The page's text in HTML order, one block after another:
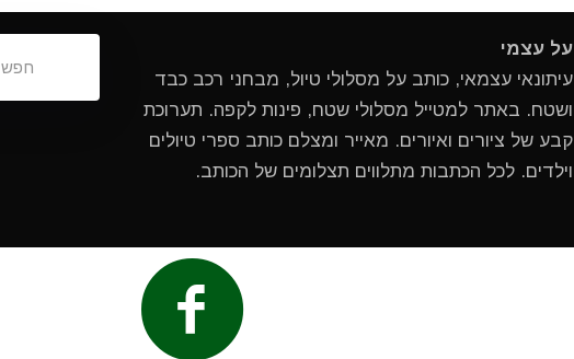
על עצמי
עיתונאי עצמאי, כותב על מסלולי טיול, מבחני רכב כבד
ושטח. באתר למטייל מסלולי שטח, פינות לקפה. תערוכת
קבע של ציורים ואיורים. מאייר ומצלם כותב ספרי טיולים
וילדים. לכל הכתבות מתלווים תצלומים של הכותב.